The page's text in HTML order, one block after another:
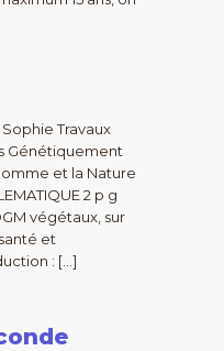
Travaux
Génétiquement
et la Nature
2 p g
végétaux, sur
et
: […]